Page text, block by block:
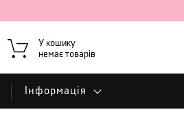
У кошику
немає товарів
Інформація